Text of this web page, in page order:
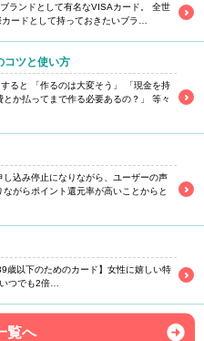
ランドとして有名なVISAカード。 全世
ードとして持っておきたいブラ…
コツと使い方
ると 「作るのは大変そう」 「現金を持
か払ってまで作る必要あるの？」 等々
込み停止になりながら、ユーザーの声
がらポイント還元率が高いことからと
以下のためのカード】女性に嬉しい特
つでも2倍…
覧へ